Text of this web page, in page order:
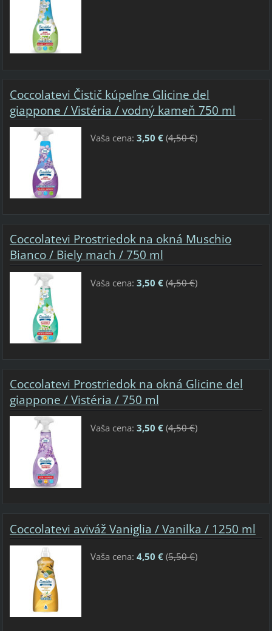
Coccolatevi Čistič kúpeľne Glicine del
giappone / Vistéria / vodný kameň 750 ml
Vaša cena: 3,50 €(4,50 €)
Coccolatevi Prostriedok na okná Muschio
Bianco / Biely mach / 750 ml
Vaša cena: 3,50 €(4,50 €)
Coccolatevi Prostriedok na okná Glicine del
giappone / Vistéria / 750 ml
Vaša cena: 3,50 €(4,50 €)
Coccolatevi aviváž Vaniglia / Vanilka / 1250 ml
Vaša cena: 4,50 €(5,50 €)